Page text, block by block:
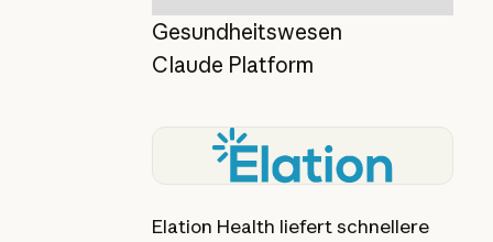
Gesundheitswesen
Claude Platform
Bericht anzeigen
Elation Health liefert schnellere